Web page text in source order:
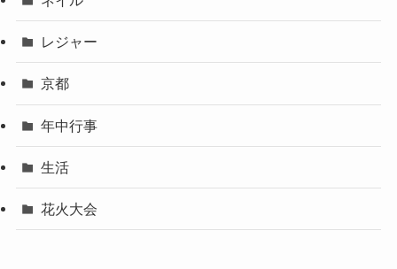
レジャー
京都
年中行事
生活
花火大会